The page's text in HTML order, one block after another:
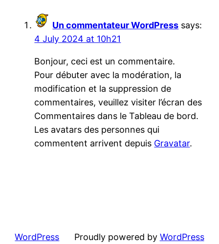
Un commentateur WordPress says:
4 July 2024 at 10h21
Bonjour, ceci est un commentaire.
Pour débuter avec la modération, la
modification et la suppression de
commentaires, veuillez visiter l’écran des
Commentaires dans le Tableau de bord.
Les avatars des personnes qui
commentent arrivent depuis Gravatar.
WordPress Proudly powered by WordPress